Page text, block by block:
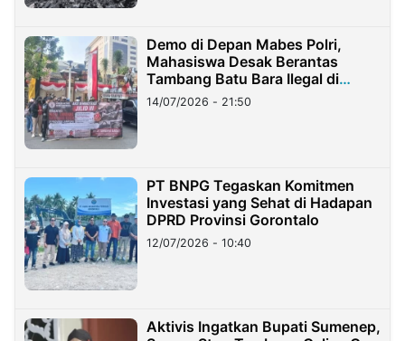
Demo di Depan Mabes Polri,
Mahasiswa Desak Berantas
Tambang Batu Bara Ilegal di
Lampung
14/07/2026 - 21:50
PT BNPG Tegaskan Komitmen
Investasi yang Sehat di Hadapan
DPRD Provinsi Gorontalo
12/07/2026 - 10:40
Aktivis Ingatkan Bupati Sumenep,